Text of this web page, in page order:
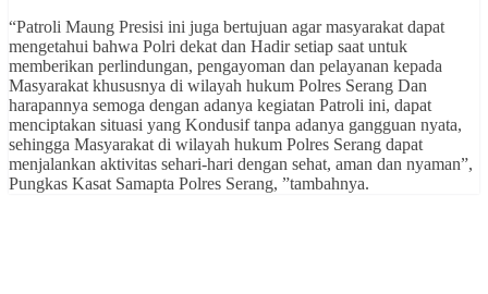
“Patroli Maung Presisi ini juga bertujuan agar masyarakat dapat
mengetahui bahwa Polri dekat dan Hadir setiap saat untuk
memberikan perlindungan, pengayoman dan pelayanan kepada
Masyarakat khususnya di wilayah hukum Polres Serang Dan
harapannya semoga dengan adanya kegiatan Patroli ini, dapat
menciptakan situasi yang Kondusif tanpa adanya gangguan nyata,
sehingga Masyarakat di wilayah hukum Polres Serang dapat
menjalankan aktivitas sehari-hari dengan sehat, aman dan nyaman”,
Pungkas Kasat Samapta Polres Serang, ”tambahnya.